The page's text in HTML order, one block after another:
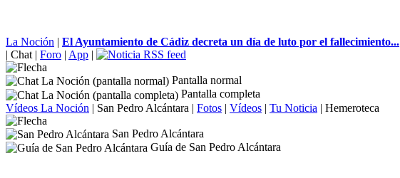
La Noción | El Ayuntamiento de Cádiz decreta un día de luto por el fallecimiento...
| Chat | Foro | App |
Pantalla normal
Pantalla completa
Vídeos La Noción | San Pedro Alcántara | Fotos | Vídeos | Tu Noticia | Hemeroteca
San Pedro Alcántara
Guía de San Pedro Alcántara